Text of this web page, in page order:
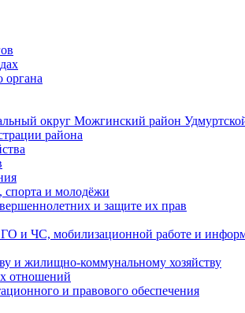
органа
округ Можгинский район
района
спорта и молодёжи
и защите их прав
и ЧС, мобилизационной работе и
и жилищно-коммунальному хозяйству
отношений
и правового обеспечения